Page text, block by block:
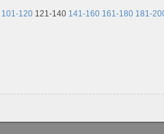
101-120 121-140 141-160 161-180 181-